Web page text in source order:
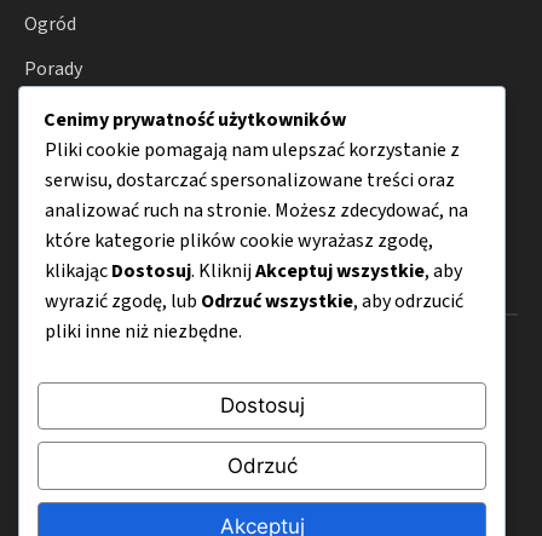
Ogród
Porady
Narzędzia
Dom
Budowa
Mapa strony
Polityka prywatności
Cenimy prywatność użytkowników
Pliki cookie pomagają nam ulepszać korzystanie z
serwisu, dostarczać spersonalizowane treści oraz
analizować ruch na stronie. Możesz zdecydować, na
które kategorie plików cookie wyrażasz zgodę,
klikającDostosuj. KliknijAkceptuj wszystkie, aby
wyrazić zgodę, lub Odrzuć wszystkie, aby odrzucić
pliki inne niż niezbędne.
Dostosuj
Odrzuć
Akceptuj